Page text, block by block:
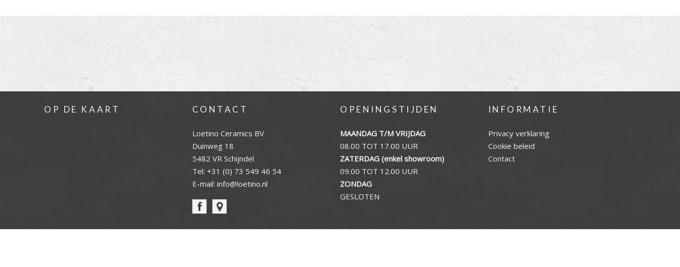
OP DE KAART CONTACT
Loetino Ceramics BV
Duinweg 18
5482 VR Schijndel
Tel: +31 (0) 73 549 46 54
E-mail: info@loetino.nl
OPENINGSTIJDEN
MAANDAG T/M VRIJDAG
08.00 TOT 17.00 UUR
ZATERDAG (enkel showroom)
09.00 TOT 12.00 UUR
ZONDAG
GESLOTEN
INFORMATIE
Privacy verklaring
Cookie beleid
Contact